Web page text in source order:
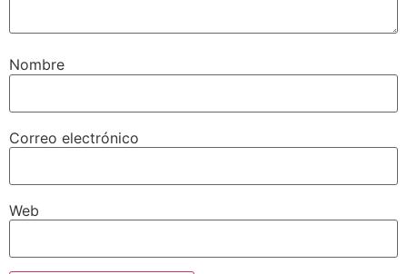
Nombre
Correo electrónico
Web